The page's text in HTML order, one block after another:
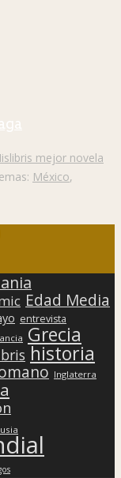
mejor novela
México,
Edad Media
entrevista
Grecia
historia
Inglaterra